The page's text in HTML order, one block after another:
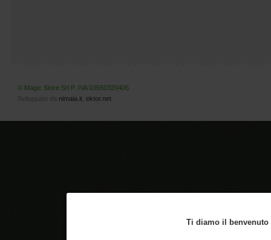
Ti diamo il
© Magic Store Srl P. IVA 03550320406
Sviluppato da nimaia.it ektor.net